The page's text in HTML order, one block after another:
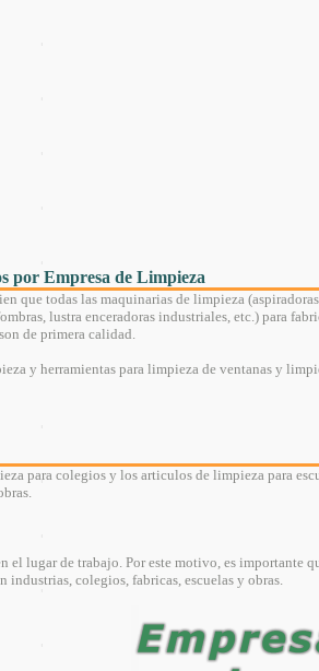
por Empresa de Limpieza
que todas las maquinarias de limpieza
lustra enceradoras industriales, etc.) para
de primera calidad.
y herramientas para limpieza de ventanas y
para colegios y los articulos de limpieza para
el lugar de trabajo. Por este motivo, es importante
industrias, colegios, fabricas, escuelas y obras.